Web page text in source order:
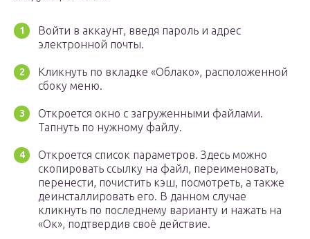
Войти в аккаунт, введя пароль и адрес
электронной почты.
Кликнуть по вкладке «Облако», расположенной
сбоку меню.
Откроется окно с загруженными файлами.
Тапнуть по нужному файлу.
Откроется список параметров. Здесь можно
скопировать ссылку на файл, переименовать,
перенести, почистить кэш, посмотреть, а также
деинсталлировать его. В данном случае
кликнуть по последнему варианту и нажать на
«Ок», подтвердив своё действие.